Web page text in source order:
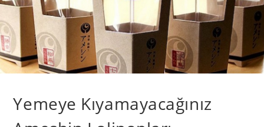
Yemeye Kıyamayacağınız